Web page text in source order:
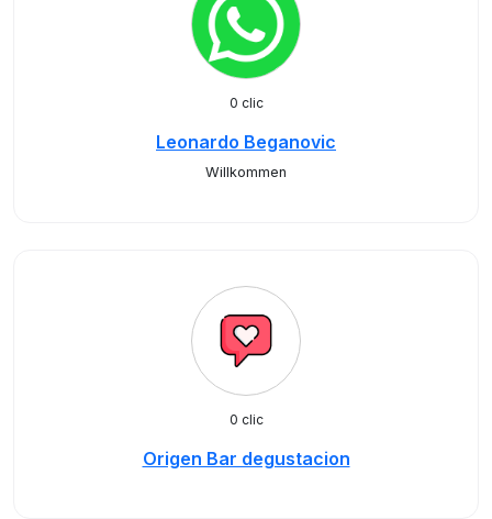
0 clic
Leonardo Beganovic
Willkommen
0 clic
Origen Bar degustacion